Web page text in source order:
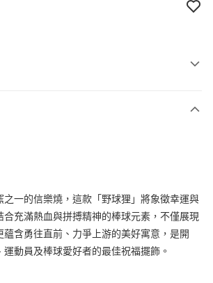
彰化商業銀行
台北富邦商業銀行
兆豐國際商業銀行
台中商業銀行
之一的信樂燒，這款「野球狸」將象徵幸運與
合充滿熱血與拼搏精神的棒球元素，不僅展現
蘊含勇往直前、力爭上游的美好寓意，是開
運動員及棒球愛好者的最佳祝福擺飾。